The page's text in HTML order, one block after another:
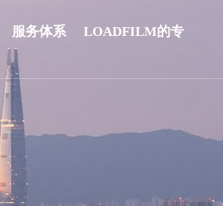
服务体系 LOADFILM的专